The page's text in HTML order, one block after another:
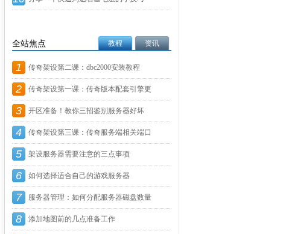
全站焦点 教程 资讯
1 传奇架设第二课：dbc2000安装教程
2 传奇架设第一课：传奇版本配套引擎更
新
3 开区准备！教你三招鉴别服务器好坏
4 传奇架设第三课：传奇服务端相关端口
设
5 架设服务器需要注意的三点事项
6 如何选择适合自己的游戏服务器
7 服务器管理：如何分配服务器磁盘数量
8 添加地图前的几点准备工作